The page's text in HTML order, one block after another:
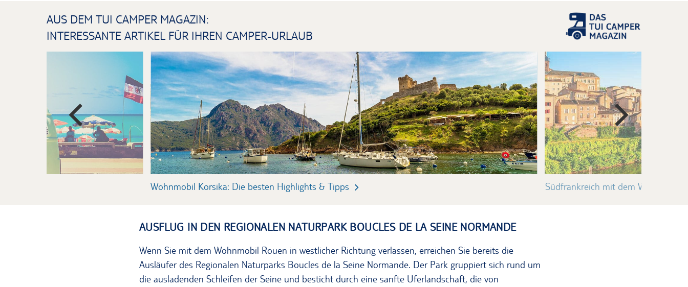
AUS DEM TUI CAMPER MAGAZIN:
INTERESSANTE ARTIKEL FÜR IHREN CAMPER-URLAUB
Wohnmobil Korsika: Die besten Highlights & Tipps Südfrankreich mit dem Wohnmobil
AUSFLUG IN DEN REGIONALEN NATURPARK BOUCLES DE LA SEINE NORMANDE
Wenn Sie mit dem Wohnmobil Rouen in westlicher Richtung verlassen, erreichen Sie bereits die
Ausläufer des Regionalen Naturparks Boucles de la Seine Normande. Der Park gruppiert sich rund um
die ausladenden Schleifen der Seine und besticht durch eine sanfte Uferlandschaft, die von